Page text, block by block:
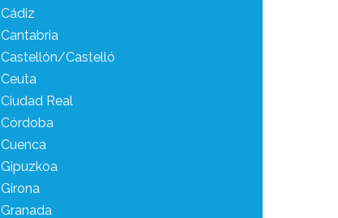
Cádiz
Cantabria
Castellón/Castelló
Ceuta
Ciudad Real
Córdoba
Cuenca
Gipuzkoa
Girona
Granada